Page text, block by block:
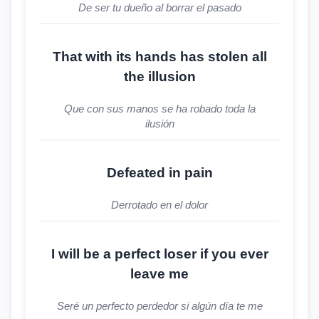
De ser tu dueño al borrar el pasado
That with its hands has stolen all
the illusion
Que con sus manos se ha robado toda la
ilusión
Defeated in pain
Derrotado en el dolor
I will be a perfect loser if you ever
leave me
Seré un perfecto perdedor si algún día te me